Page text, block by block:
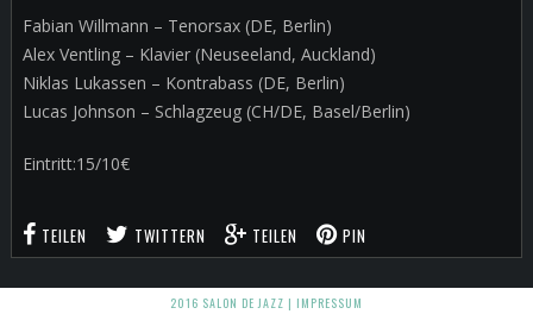
Fabian Willmann – Tenorsax (DE, Berlin)
Alex Ventling – Klavier (Neuseeland, Auckland)
Niklas Lukassen – Kontrabass (DE, Berlin)
Lucas Johnson – Schlagzeug (CH/DE, Basel/Berlin)
Eintritt:15/10€
TEILEN TWITTERN TEILEN PIN
2016 SALON DE JAZZ | IMPRESSUM